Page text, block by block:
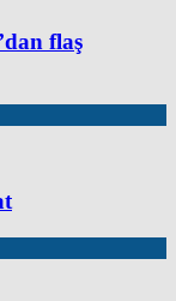
flaş